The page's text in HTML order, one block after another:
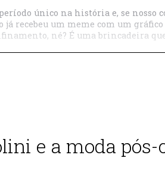
único na história e, se nosso
recebeu um meme com um
né? É uma brincadeira
e a moda